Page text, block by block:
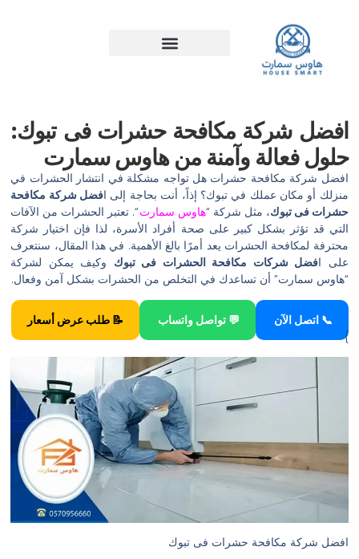
افضل شركة مكافحة حشرات فى تبوك:
حلول فعالة وآمنة من هاوس سمارت
افضل شركة مكافحة حشرات هل تواجه مشكلة في انتشار الحشرات في
منزلك أو مكان عملك في تبوك؟ إذاً، أنت بحاجة إلى افضل شركة مكافحة
حشرات فى تبوك، مثل شركة “هاوس سمارت“. تعتبر الحشرات من الآفات
التي قد تؤثر بشكل كبير على صحة أفراد الأسرة، لذا فإن اختيار شركة
محترفة لمكافحة الحشرات يعد أمرًا بالغ الأهمية. في هذا المقال، سنتعرف
على افضل شركات مكافحة الحشرات فى تبوك وكيف يمكن لشركة
“هاوس سمارت” أن تساعدك في التخلص من الحشرات بشكل آمن وفعال.
📞 اتصل الآن 💬 تواصل واتساب
📝 طلب عرض أسعار
}
افضل شركة مكافحة حشرات فى تبوك